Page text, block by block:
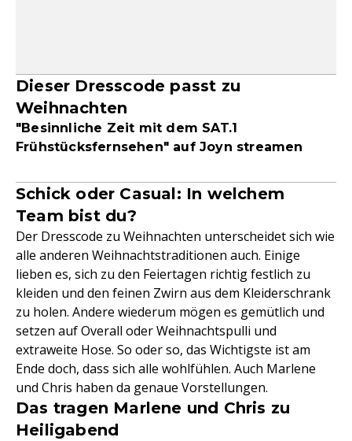
Dieser Dresscode passt zu
Weihnachten
"Besinnliche Zeit mit dem SAT.1
Frühstücksfernsehen" auf Joyn streamen
Schick oder Casual: In welchem
Team bist du?
Der Dresscode zu Weihnachten unterscheidet sich wie
alle anderen Weihnachtstraditionen auch. Einige
lieben es, sich zu den Feiertagen richtig festlich zu
kleiden und den feinen Zwirn aus dem Kleiderschrank
zu holen. Andere wiederum mögen es gemütlich und
setzen auf Overall oder Weihnachtspulli und
extraweite Hose. So oder so, das Wichtigste ist am
Ende doch, dass sich alle wohlfühlen. Auch Marlene
und Chris haben da genaue Vorstellungen.
Das tragen Marlene und Chris zu
Heiligabend